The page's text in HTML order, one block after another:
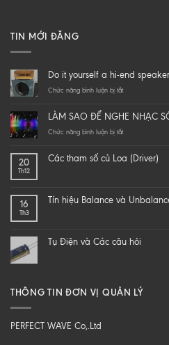
TIN MỚI ĐĂNG
Do it yourself a hi-end
Chức năng bình luận bị tắtở
yourself
a
speaker
loa
Z
LÀM SAO ĐỂ NGHE NHẠC
Chức năng bình luận bị tắtở
ĐỂ
CHẤT
20
Th12
Các tham số củ Loa (Driver)
16
Th3
Tín hiệu Balance và
Tụ Điện và Các câu hỏi
THÔNG TIN ĐƠN VỊ QUẢN LÝ
PERFECT WAVE Co,.Ltd